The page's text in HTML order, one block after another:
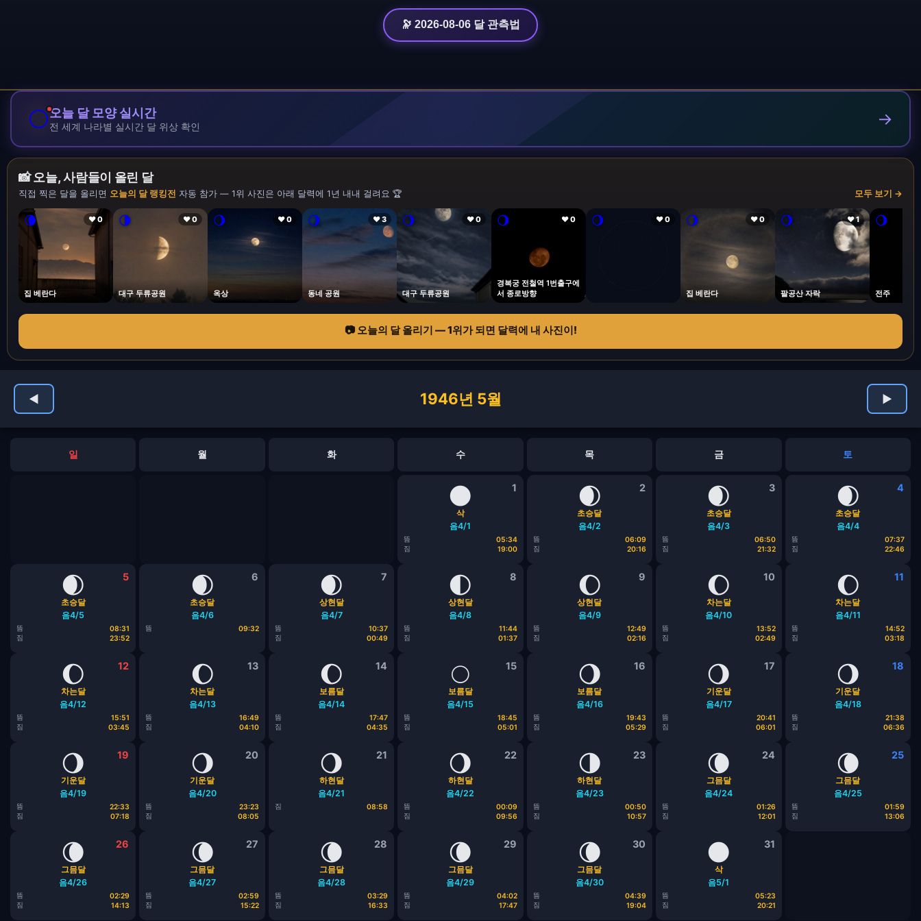
🔭 2026-08-06 달 관측법
🌕오늘 달 모양 실시간
전 세계 나라별 실시간 달 위상 확인 →
📸 오늘, 사람들이 올린 달
직접 찍은 달을 올리면 오늘의 달 랭킹전 자동 참가 — 1위 사진은 아래 달력에 1년 내내 걸려요 🏆 모두 보기 →
🌘 ❤ 0
집 베란다
🌗 ❤ 0
대구 두류공원
🌖 ❤ 0
옥상
🌖 ❤ 3
동네 공원
🌖 ❤ 0
대구 두류공원
🌖 ❤ 0
경복궁 전철역 1번출구에
서 종로방향
🌖 ❤ 0 🌖 ❤ 0
집 베란다
🌖 ❤ 1
팔공산 자락
🌖
전주
📷 오늘의 달 올리기 — 1위가 되면 달력에 내 사진이!
◀ 1946년 5월 ▶
일 월 화 수 목 금 토
1
🌑
삭
음4/1
뜸
05:34
짐
19:00
2
🌒
초승달
음4/2
뜸
06:09
짐
20:16
3
🌒
초승달
음4/3
뜸
06:50
짐
21:32
4
🌒
초승달
음4/4
뜸
07:37
짐
22:46
5
🌒
초승달
음4/5
뜸
08:31
짐
23:52
6
🌒
초승달
음4/6
뜸 09:32
7
🌒
상현달
음4/7
뜸
10:37
짐
00:49
8
🌓
상현달
음4/8
뜸
11:44
짐
01:37
9
🌔
상현달
음4/9
뜸
12:49
짐
02:16
10
🌔
차는달
음4/10
뜸
13:52
짐
02:49
11
🌔
차는달
음4/11
뜸
14:52
짐
03:18
12
🌔
차는달
음4/12
뜸
15:51
짐
03:45
13
🌔
차는달
음4/13
뜸
16:49
짐
04:10
14
🌔
보름달
음4/14
뜸
17:47
짐
04:35
15
🌕
보름달
음4/15
뜸
18:45
짐
05:01
16
🌖
보름달
음4/16
뜸
19:43
짐
05:29
17
🌖
기운달
음4/17
뜸
20:41
짐
06:01
18
🌖
기운달
음4/18
뜸
21:38
짐
06:36
19
🌖
기운달
음4/19
뜸
22:33
짐
07:18
20
🌖
기운달
음4/20
뜸
23:23
짐
08:05
21
🌖
하현달
음4/21
짐 08:58
22
🌖
하현달
음4/22
뜸
00:09
짐
09:56
23
🌗
하현달
음4/23
뜸
00:50
짐
10:57
24
🌘
그믐달
음4/24
뜸
01:26
짐
12:01
25
🌘
그믐달
음4/25
뜸
01:59
짐
13:06
26
🌘
그믐달
음4/26
뜸
02:29
짐
14:13
27
🌘
그믐달
음4/27
뜸
02:59
짐
15:22
28
🌘
그믐달
음4/28
뜸
03:29
짐
16:33
29
🌘
그믐달
음4/29
뜸
04:02
짐
17:47
30
🌘
그믐달
음4/30
뜸
04:39
짐
19:04
31
🌑
삭
음5/1
뜸
05:23
짐
20:21